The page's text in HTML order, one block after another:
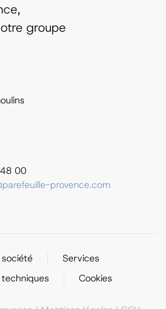
groupe
00
provence.com
société
Services
Cookies